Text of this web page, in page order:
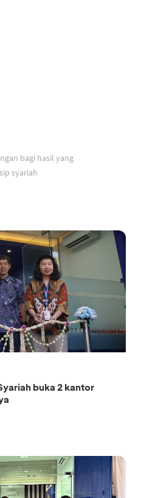
bagi hasil yang
kompetitif berdasarkan prinsip syariah
buka 2 kantor